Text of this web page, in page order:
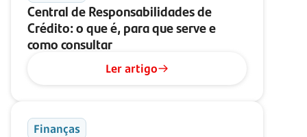
Central de Responsabilidades de
Crédito: o que é, para que serve e
como consultar
Ler artigo
Finanças